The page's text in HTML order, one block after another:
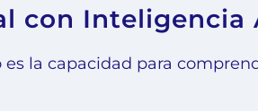
con Inteligencia
la capacidad para